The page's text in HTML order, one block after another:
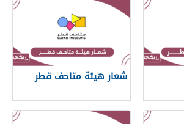
شعار هيئة متاحف قطر